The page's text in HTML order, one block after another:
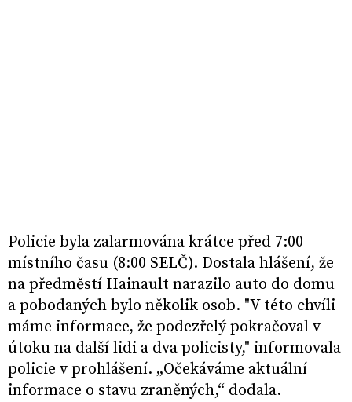
Policie byla zalarmována krátce před 7:00
místního času (8:00 SELČ). Dostala hlášení, že
na předměstí Hainault narazilo auto do domu
a pobodaných bylo několik osob. "V této chvíli
máme informace, že podezřelý pokračoval v
útoku na další lidi a dva policisty," informovala
policie v prohlášení. „Očekáváme aktuální
informace o stavu zraněných,“ dodala.